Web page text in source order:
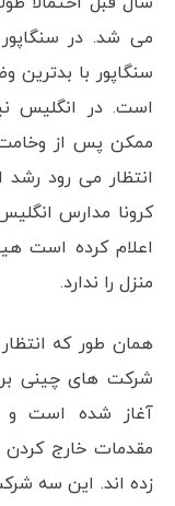
می شد. در
سنگاپور با
است. در انگلیس
ممکن پس از
انتظار می رود
کرونا مدارس
اعلام کرده است
منزل را ندارد.
همان طور که
شرکت های چینی
آغاز شده است و
مقدمات خارج کردن
زده اند. این سه